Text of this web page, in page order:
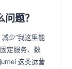
题？
少“我这里能
定服务、数
这类运营